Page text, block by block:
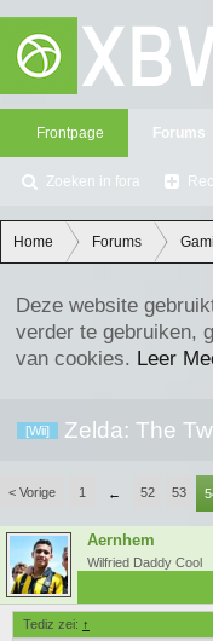
Frontpage Forums
Zoeken in fora
Home Forums
Deze website
verder te gebruiken,
van cookies. Leer
[Wii] Zelda: The
< Vorige 1 ← 52 53
Aernhem
Wilfried Daddy Cool
Tediz zei: ↑